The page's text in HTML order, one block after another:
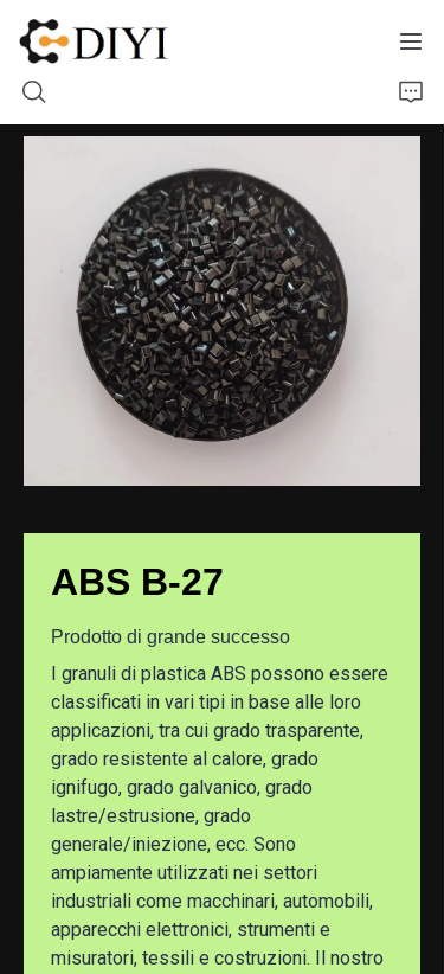
ABS B-27
Prodotto di grande successo
I granuli di plastica ABS possono essere
classificati in vari tipi in base alle loro
applicazioni, tra cui grado trasparente,
grado resistente al calore, grado
ignifugo, grado galvanico, grado
lastre/estrusione, grado
generale/iniezione, ecc. Sono
ampiamente utilizzati nei settori
industriali come macchinari, automobili,
apparecchi elettronici, strumenti e
misuratori, tessili e costruzioni. Il nostro
Chi siamo
Prodotto
Contatto
Mostra dei materiali